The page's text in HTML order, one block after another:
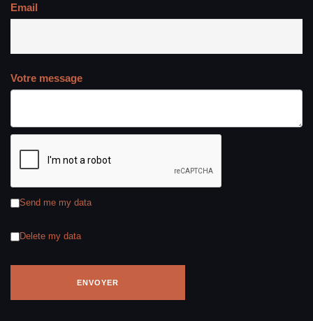
Email
Votre message
Send me my data
Delete my data